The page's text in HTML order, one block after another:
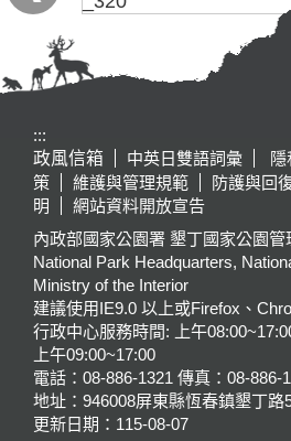
:::
政風信箱
中英日雙語詞彙
策
維護與管理規範 防護與回
明
網站資料開放宣告
內政部國家公園署 墾丁國家公園
National Park Headquarters,
Ministry of the Interior
建議使用IE9.0 以上或Firefox、
行政中心服務時間: 上午
上午09:00~17:00
電話：08-886-1321 傳真：08-886-
地址：946008屏東縣恆春鎮墾丁路
更新日期： 115-08-07